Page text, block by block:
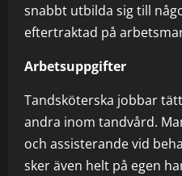
snabbt utbilda sig till
eftertraktad på
Arbetsuppgifter
Tandsköterska jobbar
andra inom tandvård.
och assisterande vid
sker även helt på egen